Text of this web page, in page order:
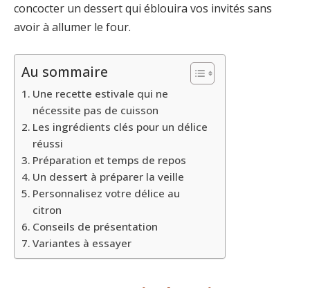
concocter un dessert qui éblouira vos invités sans
avoir à allumer le four.
Au sommaire
Une recette estivale qui ne
nécessite pas de cuisson
Les ingrédients clés pour un délice
réussi
Préparation et temps de repos
Un dessert à préparer la veille
Personnalisez votre délice au
citron
Conseils de présentation
Variantes à essayer